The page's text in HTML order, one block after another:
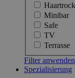
Minibar
Safe
TV
Terrasse
Filter anwenden
Spezialisierung